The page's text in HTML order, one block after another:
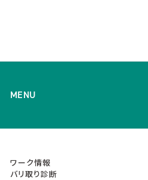
MENU
ワーク情報
バリ取り診断